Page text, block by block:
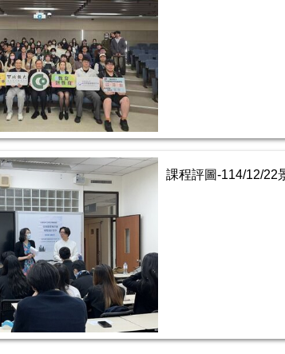
課程評圖-114/12/22